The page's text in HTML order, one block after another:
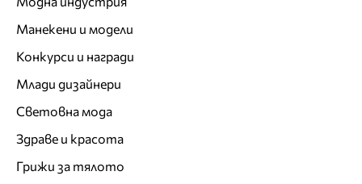
Манекени и модели
Конкурси и награди
Млади дизайнери
Световна мода
Здраве и красота
Грижи за тялото